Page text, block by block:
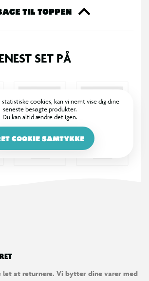
og der er mulighed for at parkere
Farver og mønstre kan variere.
TIL TOPPEN
SET PÅ
cookies, kan vi nemt vise dig dine
seneste besøgte produkter.
Du kan altid ændre det igen.
COOKIE SAMTYKKE
let at returnere. Vi bytter dine varer med